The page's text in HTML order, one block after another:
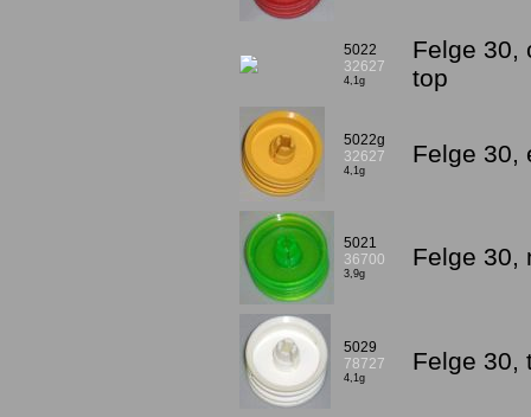
5022
32627
4,1g
Felge 30,
top
5022g
32627
4,1g
Felge 30,
5021
36700
3,9g
Felge 30,
5029
78727
4,1g
Felge 30,